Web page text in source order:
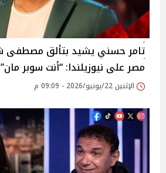
تامر حسني يشيد بتألق مصطفى
مصر على نيوزيلندا: “أنت سوبر مان”
الإثنين 22/يونيو/2026 - 09:09 م